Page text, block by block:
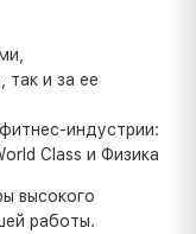
так и за ее
индустрии:
Class и Физика
высокого
работы.